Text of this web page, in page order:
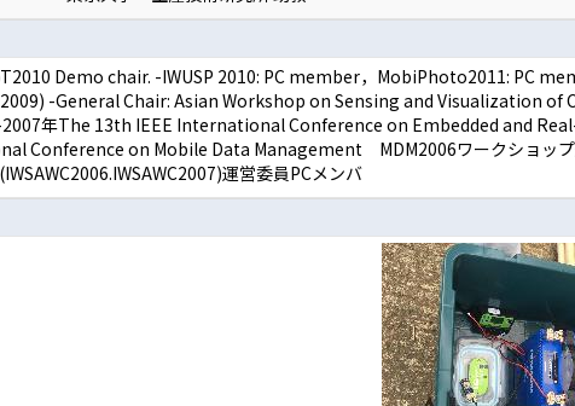
Demo chair. -IWUSP 2010: PC member，MobiPhoto2011: PC
-General Chair: Asian Workshop on Sensing and Visualization
年The 13th IEEE International Conference on Embedded and
Conference on Mobile Data Management MDM2006ワークショッ
運営委員PCメンバ